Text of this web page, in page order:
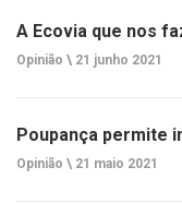
A Ecovia que nos
Opinião \ 21 junho 2021
Poupança permite
Opinião \ 21 maio 2021